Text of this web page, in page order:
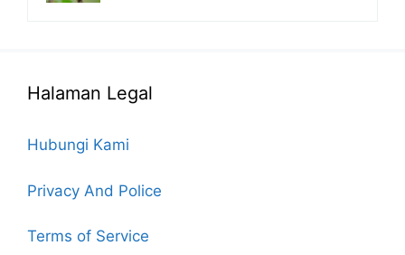
Halaman Legal
Hubungi Kami
Privacy And Police
Terms of Service